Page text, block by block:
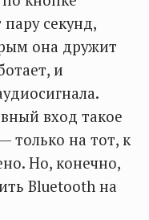
секунд,
она дружит
и
вход такое
только на тот, к
Но, конечно,
Bluetooth на